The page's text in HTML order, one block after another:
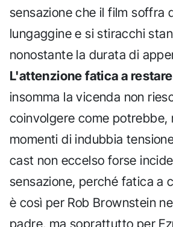
sensazione che il film soffra
lungaggine e si stiracchi
nonostante la durata di
L'attenzione fatica a
insomma la vicenda non
coinvolgere come potrebbe,
momenti di indubbia
cast non eccelso forse
sensazione, perché fatica a
è così per Rob Brownstein
padre, ma soprattutto per